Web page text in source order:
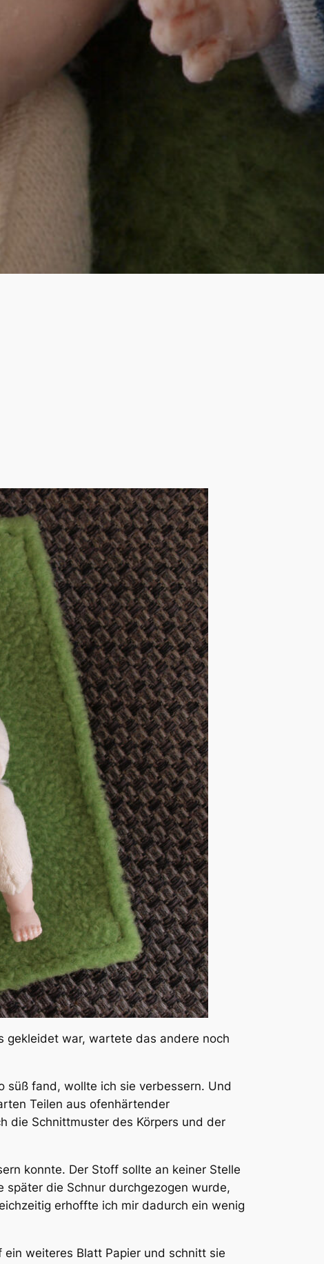
gekleidet war, wartete das andere noch
süß fand, wollte ich sie verbessern. Und
Teilen aus ofenhärtender
die Schnittmuster des Körpers und der
konnte. Der Stoff sollte an keiner Stelle
später die Schnur durchgezogen wurde,
erhoffte ich mir dadurch ein wenig
weiteres Blatt Papier und schnitt sie